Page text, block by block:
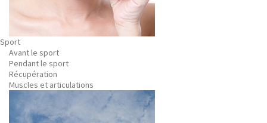
Sport
Avant le sport
Pendant le sport
Récupération
Muscles et articulations